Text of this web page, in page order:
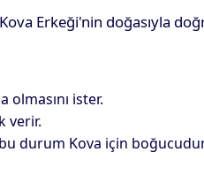
Erkeği'nin doğasıyla
ister.
verir.
durum Kova için